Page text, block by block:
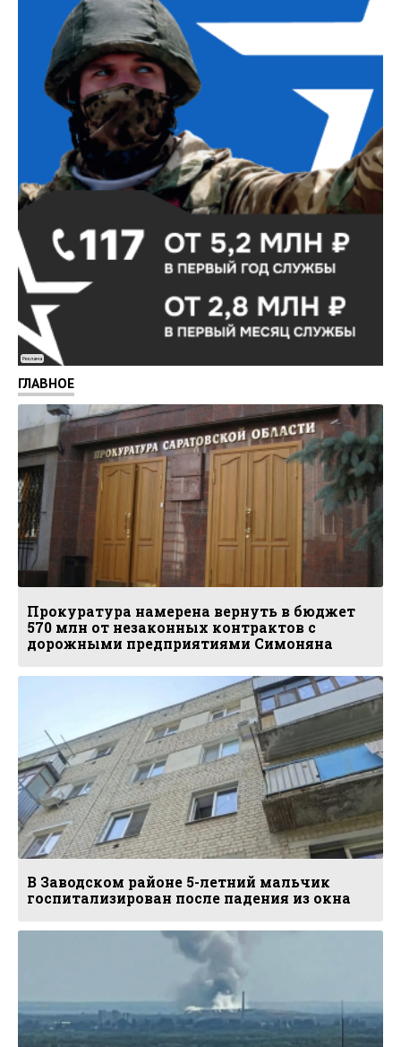
Реклама
ГЛАВНОЕ
Прокуратура намерена вернуть в бюджет
570 млн от незаконных контрактов с
дорожными предприятиями Симоняна
В Заводском районе 5-летний мальчик
госпитализирован после падения из окна